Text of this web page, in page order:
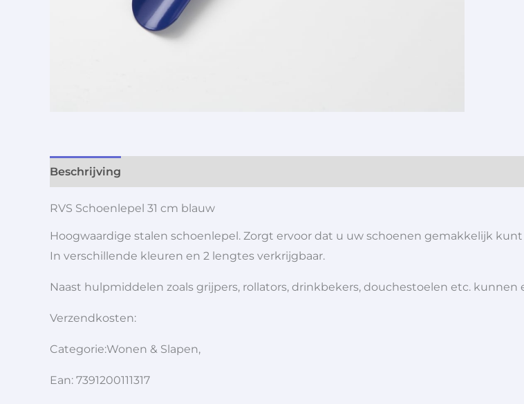
Beschrijving
RVS Schoenlepel 31 cm blauw
Hoogwaardige stalen schoenlepel. Zorgt ervoor dat u uw schoenen gemakkelijk
In verschillende kleuren en 2 lengtes verkrijgbaar.
Naast hulpmiddelen zoals grijpers, rollators, drinkbekers, douchestoelen etc.
Verzendkosten:
Categorie:Wonen & Slapen,
Ean: 7391200111317